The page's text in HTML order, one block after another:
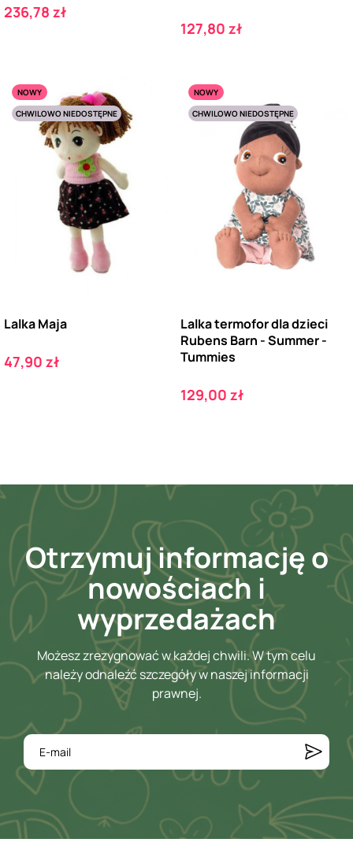
Cena
236,78 zł
Cena
127,80 zł
NOWY
CHWILOWO NIEDOSTĘPNE
Lalka Maja
Cena
47,90 zł
NOWY
CHWILOWO NIEDOSTĘPNE
Lalka termofor dla dzieci
Rubens Barn - Summer -
Tummies
Cena
129,00 zł
Otrzymuj informację o
nowościach i
wyprzedażach
Możesz zrezygnować w każdej chwili. W tym celu
należy odnaleźć szczegóły w naszej informacji
prawnej.